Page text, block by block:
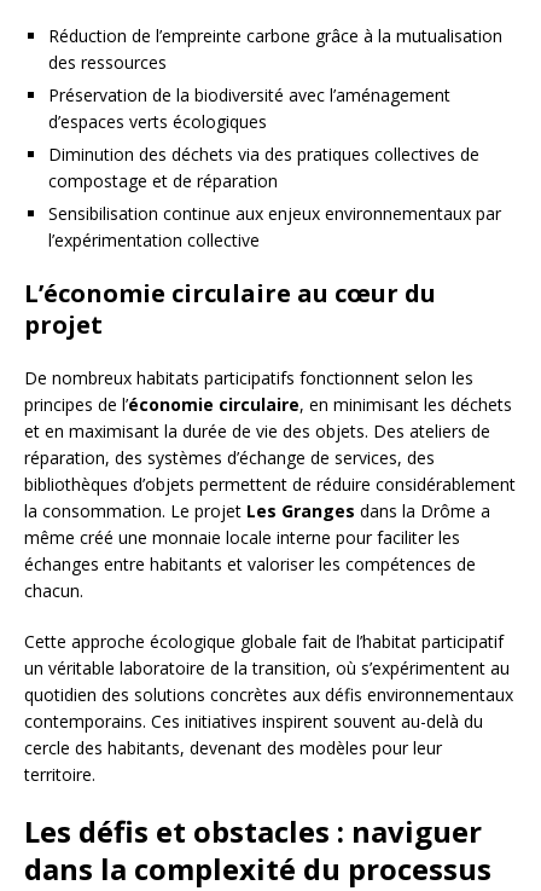
Réduction de l’empreinte carbone grâce à la mutualisation
des ressources
Préservation de la biodiversité avec l’aménagement
d’espaces verts écologiques
Diminution des déchets via des pratiques collectives de
compostage et de réparation
Sensibilisation continue aux enjeux environnementaux par
l’expérimentation collective
L’économie circulaire au cœur du
projet
De nombreux habitats participatifs fonctionnent selon les
principes de l’économie circulaire, en minimisant les déchets
et en maximisant la durée de vie des objets. Des ateliers de
réparation, des systèmes d’échange de services, des
bibliothèques d’objets permettent de réduire considérablement
la consommation. Le projet Les Granges dans la Drôme a
même créé une monnaie locale interne pour faciliter les
échanges entre habitants et valoriser les compétences de
chacun.
Cette approche écologique globale fait de l’habitat participatif
un véritable laboratoire de la transition, où s’expérimentent au
quotidien des solutions concrètes aux défis environnementaux
contemporains. Ces initiatives inspirent souvent au-delà du
cercle des habitants, devenant des modèles pour leur
territoire.
Les défis et obstacles : naviguer
dans la complexité du processus